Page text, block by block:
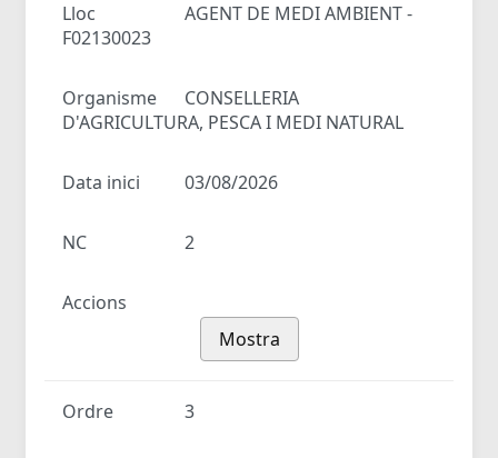
Lloc
AGENT DE MEDI AMBIENT -
F02130023
Organisme
CONSELLERIA
D'AGRICULTURA, PESCA I MEDI NATURAL
Data inici 03/08/2026
NC 2
Accions
Mostra
Ordre 3